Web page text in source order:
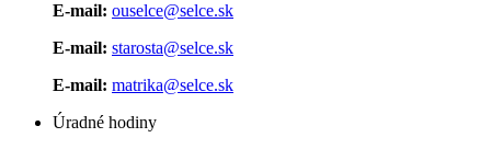
E-mail: ouselce@selce.sk
E-mail: starosta@selce.sk
E-mail: matrika@selce.sk
Úradné hodiny